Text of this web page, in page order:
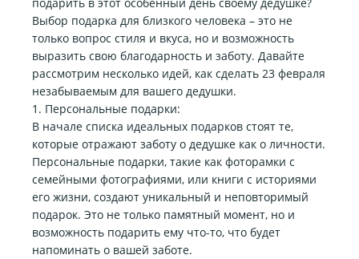
Выбор подарка для близкого человека – это не
только вопрос стиля и вкуса, но и возможность
выразить свою благодарность и заботу. Давайте
рассмотрим несколько идей, как сделать 23 февраля
незабываемым для вашего дедушки.
1. Персональные подарки:
В начале списка идеальных подарков стоят те,
которые отражают заботу о дедушке как о личности.
Персональные подарки, такие как фоторамки с
семейными фотографиями, или книги с историями
его жизни, создают уникальный и неповторимый
подарок. Это не только памятный момент, но и
возможность подарить ему что-то, что будет
напоминать о вашей заботе.